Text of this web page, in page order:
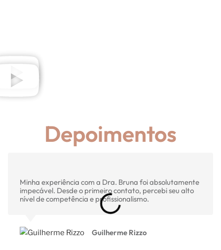
Depoimentos
Minha experiência com a Dra. Bruna foi absolutamente
impecável. Desde o primeiro contato, percebi seu alto
nível de competência e profissionalismo.
Guilherme Rizzo